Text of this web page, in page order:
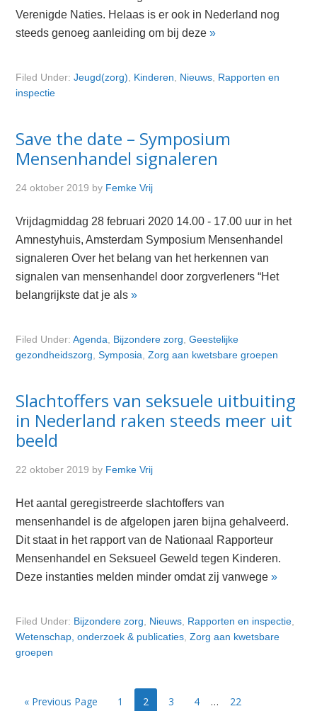
Verenigde Naties. Helaas is er ook in Nederland nog
steeds genoeg aanleiding om bij deze»
Filed Under:Jeugd(zorg) Kinderen Nieuws Rapporten en
inspectie
Save the date – Symposium
Mensenhandel signaleren
24 oktober 2019 by Femke Vrij
Vrijdagmiddag 28 februari 2020 14.00 - 17.00 uur in het
Amnestyhuis, Amsterdam Symposium Mensenhandel
signaleren Over het belang van het herkennen van
signalen van mensenhandel door zorgverleners “Het
belangrijkste dat je als»
Filed Under:Agenda Bijzondere zorg ,Geestelijke
gezondheidszorg ,Symposia ,Zorg aan kwetsbare groepen
Slachtoffers van seksuele uitbuiting
in Nederland raken steeds meer uit
beeld
22 oktober 2019 by Femke Vrij
Het aantal geregistreerde slachtoffers van
mensenhandel is de afgelopen jaren bijna gehalveerd.
Dit staat in het rapport van de Nationaal Rapporteur
Mensenhandel en Seksueel Geweld tegen Kinderen.
Deze instanties melden minder omdat zij vanwege»
Filed Under: Bijzondere zorg Nieuws Rapporten en inspectie
Wetenschap, onderzoek & publicaties ,Zorg aan kwetsbare
groepen
« Previous Page Page
1 Page
2 Page
3 Page
4 … Page
22